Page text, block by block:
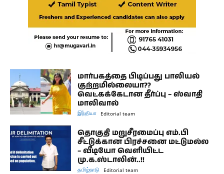
மார்பகத்தை பிடிப்பது பாலியல்
குற்றமில்லையா??
வெட்கக்கேடான தீர்ப்பு – ஸ்வாதி
மாலிவால்
இந்தியா Editorial team
தொகுதி மறுசீரமைப்பு எம்.பி
சீட்டுக்கான பிரச்சனை மட்டுமல்ல
– வீடியோ வெளியிட்ட
மு.க.ஸ்டாலின்..!!
தமிழ்நாடு Editorial team